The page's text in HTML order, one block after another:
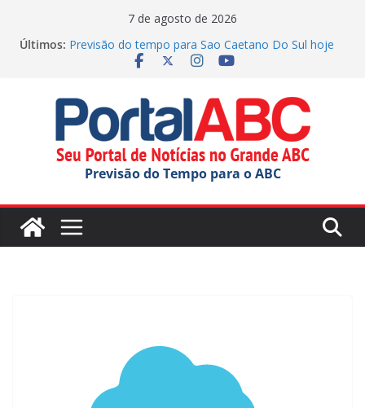
7 de agosto de 2026
Últimos: Previsão do tempo para Sao Caetano Do Sul hoje
(07/08/2026)
Previsão do tempo para Ribeirao Pires hoje
(07/08/2026)
Previsão do tempo para Diadema hoje
(07/08/2026)
Previsão do tempo para Maua hoje (07/08/2026)
Previsão do Tempo para o ABC